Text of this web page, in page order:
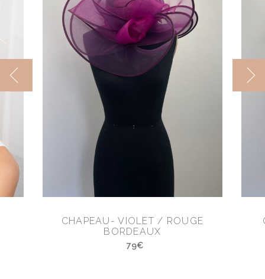
CHAPEAU- VIOLET / ROUGE
BORDEAUX
79€